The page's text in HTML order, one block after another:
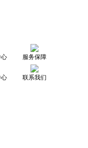
服务保障
联系我们